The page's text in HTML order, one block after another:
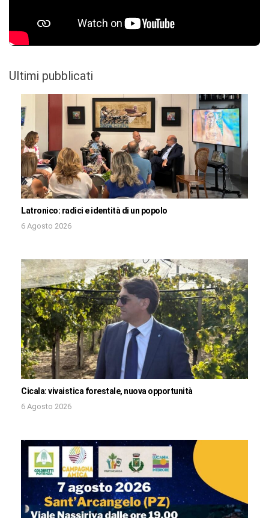
Ultimi pubblicati
Latronico: radici e identità di un popolo
6 Agosto 2026
Cicala: vivaistica forestale, nuova opportunità
6 Agosto 2026